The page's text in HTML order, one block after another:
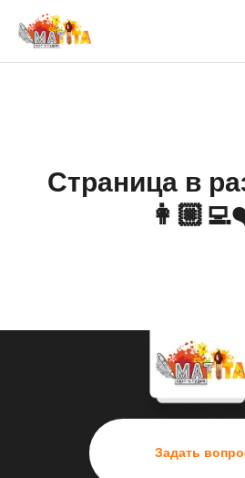
Страница в
Задать